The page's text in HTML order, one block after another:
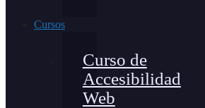
Cursos
Curso de
Accesibilidad
Web